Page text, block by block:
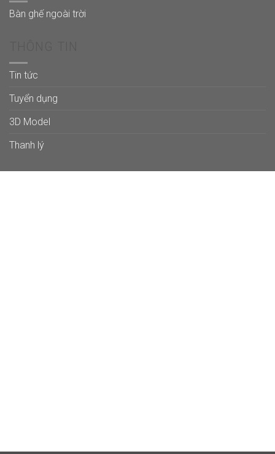
Bàn ghế ngoài trời
Tin tức
Tuyển dụng
3D Model
Thanh lý